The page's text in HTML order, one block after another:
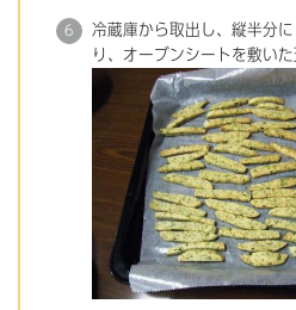
冷蔵庫から取出し、縦半分
り、オーブンシートを敷いた